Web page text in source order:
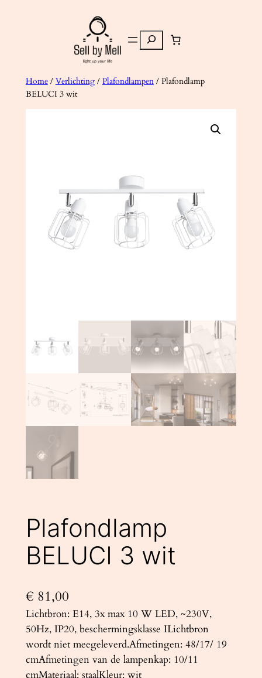
Zoeken
Home/ Verlichting/ Plafondlampen/ Plafondlamp
BELUCI 3 wit
Plafondlamp
BELUCI 3 wit
€ 81,00
Lichtbron: E14, 3x max 10 W LED, ~230V,
50Hz, IP20, beschermingsklasse ILichtbron
wordt niet meegeleverd.Afmetingen: 48/17/ 19
cmAfmetingen van de lampenkap: 10/11
cmMateriaal: staalKleur: wit